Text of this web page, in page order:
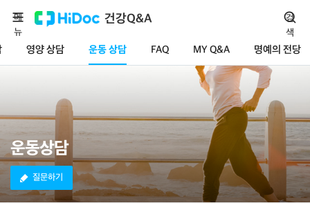
건강Q&A
영양 상담 운동 상담 FAQ MY Q&A 명예의 전당
메
뉴
검
색
운동상담
질문하기